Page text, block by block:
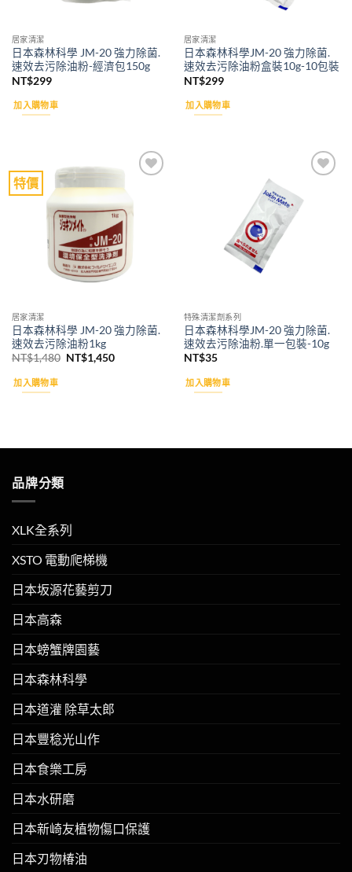
居家清潔
日本森林科學 JM-20 強力除菌.
速效去污除油粉-經濟包150g
NT$299
加入購物車
居家清潔
日本森林科學JM-20 強力除菌.
速效去污除油粉盒裝10g-10包裝
NT$299
加入購物車
特價
居家清潔
日本森林科學 JM-20 強力除菌.
速效去污除油粉1kg
NT$1,480 原
NT$1,450目
加入購物車
wishlist
特殊清潔劑系列
日本森林科學JM-20 強力除菌.
速效去污除油粉.單一包裝-10g
NT$35
加入購物車
品牌分類
XLK全系列
XSTO 電動爬梯機
日本坂源花藝剪刀
日本高森
日本螃蟹牌園藝
日本森林科學
日本道灌 除草太郎
日本豐稔光山作
日本食樂工房
日本水研磨
日本新崎友植物傷口保護
日本刃物椿油